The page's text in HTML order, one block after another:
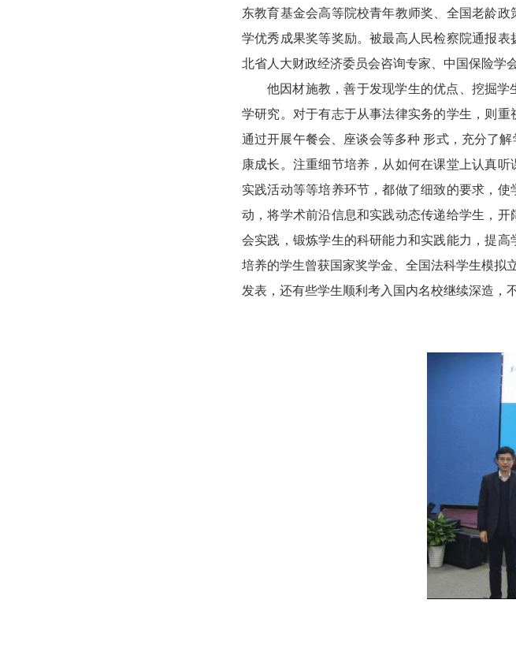
东教育基金会高等院校青年教师奖、全国老龄
学优秀成果奖等奖励。被最高人民检察院通报
北省人大财政经济委员会咨询专家、中国保险学
他因材施教，善于发现学生的优点、挖掘
学研究。对于有志于从事法律实务的学生，则
通过开展午餐会、座谈会等多种 形式，充分了
康成长。注重细节培养，从如何在课堂上认真
实践活动等等培养环节，都做了细致的要求，
动，将学术前沿信息和实践动态传递给学生，
会实践，锻炼学生的科研能力和实践能力，提
培养的学生曾获国家奖学金、全国法科学生模拟
发表，还有些学生顺利考入国内名校继续深造，